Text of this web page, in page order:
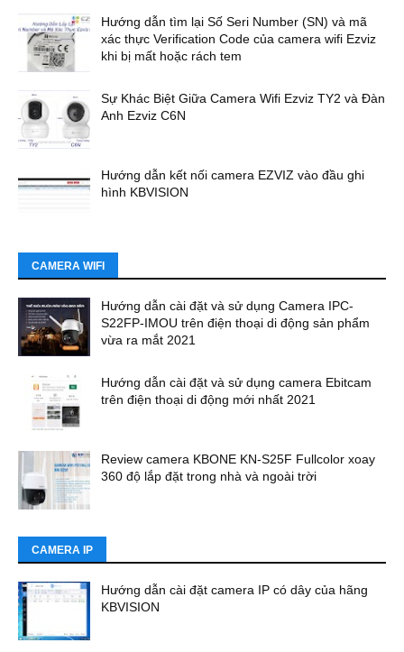
Hướng dẫn tìm lại Số Seri Number (SN) và mã
xác thực Verification Code của camera wifi Ezviz
khi bị mất hoặc rách tem
Sự Khác Biệt Giữa Camera Wifi Ezviz TY2 và Đàn
Anh Ezviz C6N
Hướng dẫn kết nối camera EZVIZ vào đầu ghi
hình KBVISION
CAMERA WIFI
Hướng dẫn cài đặt và sử dụng Camera IPC-
S22FP-IMOU trên điện thoại di động sản phẩm
vừa ra mắt 2021
Hướng dẫn cài đặt và sử dụng camera Ebitcam
trên điện thoại di động mới nhất 2021
Review camera KBONE KN-S25F Fullcolor xoay
360 độ lắp đặt trong nhà và ngoài trời
CAMERA IP
Hướng dẫn cài đặt camera IP có dây của hãng
KBVISION